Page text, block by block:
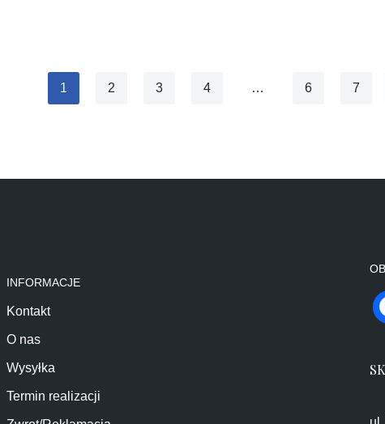
1 2 3 4 … 6 7
INFORMACJE
Kontakt
O nas
Wysyłka
Termin realizacji